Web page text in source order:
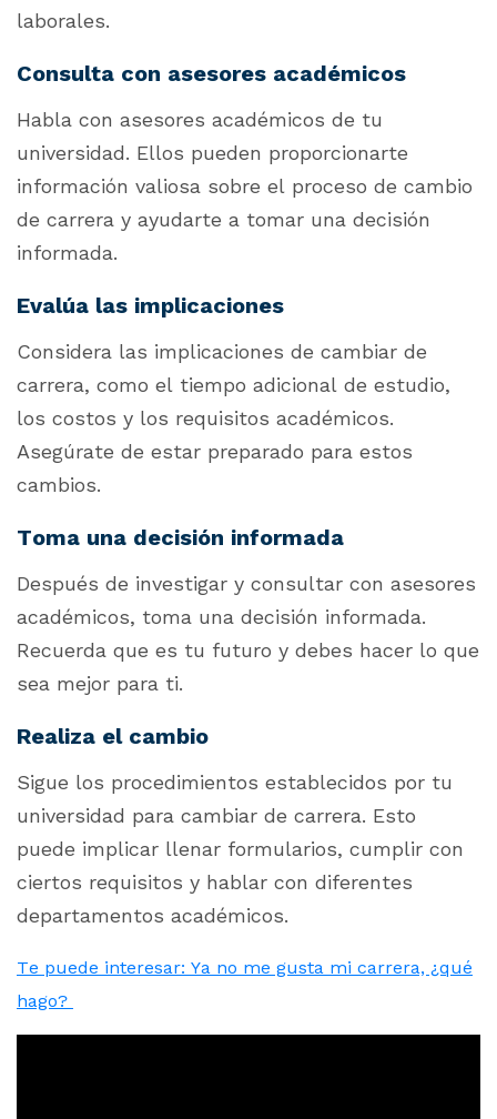
laborales.
Consulta con asesores académicos
Habla con asesores académicos de tu
universidad. Ellos pueden proporcionarte
información valiosa sobre el proceso de cambio
de carrera y ayudarte a tomar una decisión
informada.
Evalúa las implicaciones
Considera las implicaciones de cambiar de
carrera, como el tiempo adicional de estudio,
los costos y los requisitos académicos.
Asegúrate de estar preparado para estos
cambios.
Toma una decisión informada
Después de investigar y consultar con asesores
académicos, toma una decisión informada.
Recuerda que es tu futuro y debes hacer lo que
sea mejor para ti.
Realiza el cambio
Sigue los procedimientos establecidos por tu
universidad para cambiar de carrera. Esto
puede implicar llenar formularios, cumplir con
ciertos requisitos y hablar con diferentes
departamentos académicos.
Te puede interesar: Ya no me gusta mi carrera, ¿qué
hago?